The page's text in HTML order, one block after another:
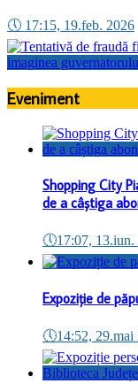
🕔 17:15, 19.feb. 2026
Eveniment
Shopping City
de a câștiga
🕔17:07, 13.iun.
Expoziție de
🕔14:52, 29.mai